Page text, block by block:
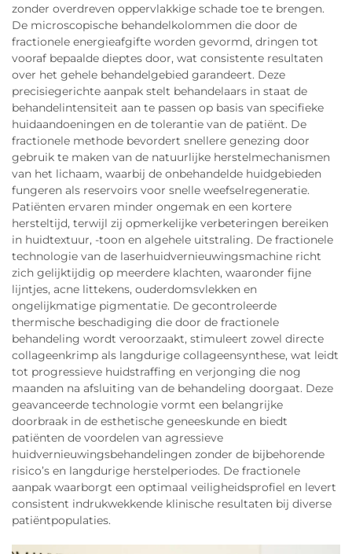
zonder overdreven oppervlakkige schade toe te brengen.
De microscopische behandelkolommen die door de
fractionele energieafgifte worden gevormd, dringen tot
vooraf bepaalde dieptes door, wat consistente resultaten
over het gehele behandelgebied garandeert. Deze
precisiegerichte aanpak stelt behandelaars in staat de
behandelintensiteit aan te passen op basis van specifieke
huidaandoeningen en de tolerantie van de patiënt. De
fractionele methode bevordert snellere genezing door
gebruik te maken van de natuurlijke herstelmechanismen
van het lichaam, waarbij de onbehandelde huidgebieden
fungeren als reservoirs voor snelle weefselregeneratie.
Patiënten ervaren minder ongemak en een kortere
hersteltijd, terwijl zij opmerkelijke verbeteringen bereiken
in huidtextuur, -toon en algehele uitstraling. De fractionele
technologie van de laserhuidvernieuwingsmachine richt
zich gelijktijdig op meerdere klachten, waaronder fijne
lijntjes, acne littekens, ouderdomsvlekken en
ongelijkmatige pigmentatie. De gecontroleerde
thermische beschadiging die door de fractionele
behandeling wordt veroorzaakt, stimuleert zowel directe
collageenkrimp als langdurige collageensynthese, wat leidt
tot progressieve huidstraffing en verjonging die nog
maanden na afsluiting van de behandeling doorgaat. Deze
geavanceerde technologie vormt een belangrijke
doorbraak in de esthetische geneeskunde en biedt
patiënten de voordelen van agressieve
huidvernieuwingsbehandelingen zonder de bijbehorende
risico’s en langdurige herstelperiodes. De fractionele
aanpak waarborgt een optimaal veiligheidsprofiel en levert
consistent indrukwekkende klinische resultaten bij diverse
patiëntpopulaties.